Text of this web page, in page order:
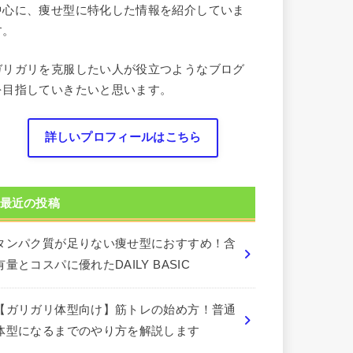
心に、痩せ型に特化した情報を紹介していま
リガリを克服したい人が役立つようなブログ
目指していきたいと思います。
詳しいプロフィールはこちら
最近の投稿
ンパク質が足りない痩せ型におすすめ！含
量とコスパに優れたDAILY BASIC
ガリガリ体型向け】筋トレの始め方！普通
型になるまでのやり方を解説します